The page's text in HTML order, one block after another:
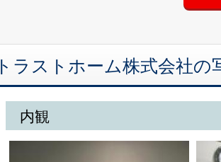
トラストホーム株式会社の
内観